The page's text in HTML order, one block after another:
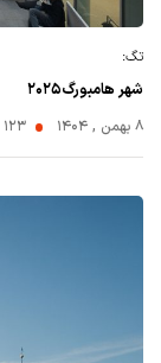
تگ:
شهر هامبورگ۲۰۲۵
۸ بهمن , ۱۴۰۴ 123 بازدید